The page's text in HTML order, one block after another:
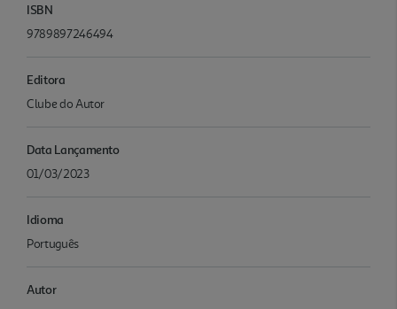
ISBN
9789897246494
Editora
Clube do Autor
Data Lançamento
01/03/2023
Idioma
Português
Autor